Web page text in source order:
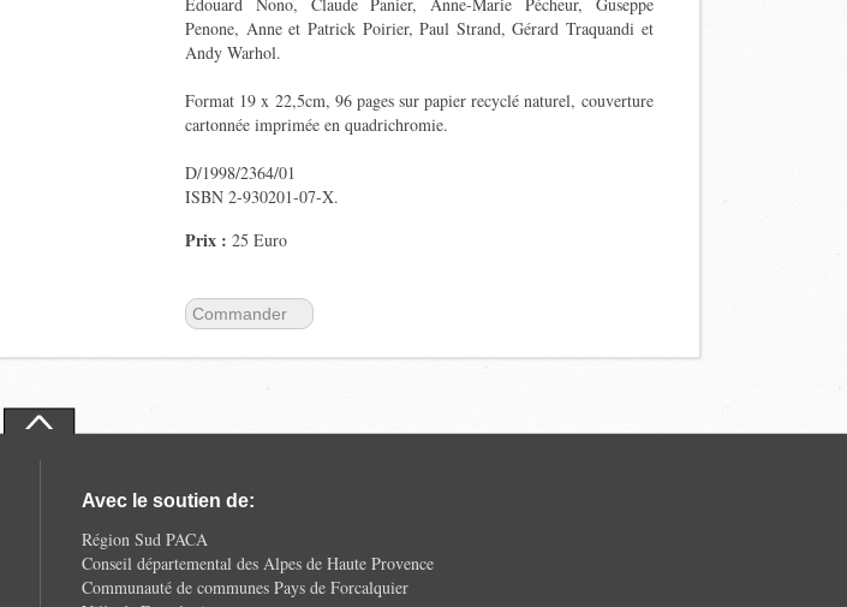
Edouard Nono, Claude Panier, Anne-Marie Pécheur, Guseppe
Penone, Anne et Patrick Poirier, Paul Strand, Gérard Traquandi et
Andy Warhol.
Format 19 x 22,5cm, 96 pages sur papier recyclé naturel, couverture
cartonnée imprimée en quadrichromie.
D/1998/2364/01
ISBN 2-930201-07-X.
Prix :25 Euro
Commander
Avec le soutien de:
Région Sud PACA
Conseil départemental des Alpes de Haute Provence
Communauté de communes Pays de Forcalquier